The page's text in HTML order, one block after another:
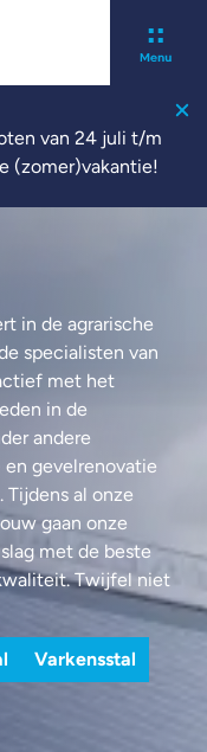
van 24 juli t/m
(zomer)vakantie!
in de agrarische
specialisten van
met het
in de
andere
gevelrenovatie
Tijdens al onze
gaan onze
met de beste
Twijfel niet
Varkensstal